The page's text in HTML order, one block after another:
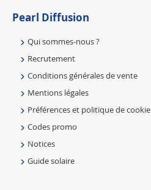
Pearl Diffusion
Qui sommes-nous ?
Recrutement
Conditions générales de vente
Mentions légales
Préférences et politique de cookie
Codes promo
Notices
Guide solaire